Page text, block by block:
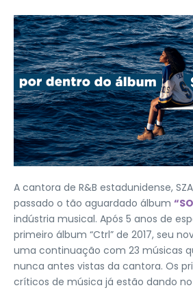
A cantora de R&B estadunidense,
passado o tão aguardado álbum
indústria musical. Após 5 anos de
primeiro álbum “Ctrl” de 2017, seu
uma continuação com 23 músicas
nunca antes vistas da cantora. Os
críticos de música já estão dando